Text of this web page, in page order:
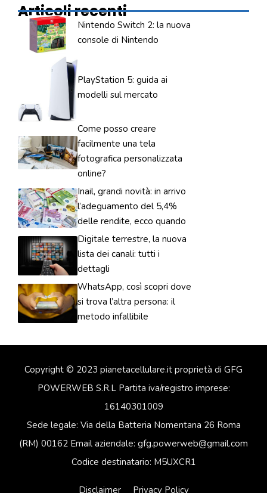
Articoli recenti
Nintendo Switch 2: la nuova
console di Nintendo
PlayStation 5: guida ai
modelli sul mercato
Come posso creare
facilmente una tela
fotografica personalizzata
online?
Inail, grandi novità: in arrivo
l’adeguamento del 5,4%
delle rendite, ecco quando
Digitale terrestre, la nuova
lista dei canali: tutti i
dettagli
WhatsApp, così scopri dove
si trova l’altra persona: il
metodo infallibile
Copyright © 2023 pianetacellulare.it proprietà di GFG
POWERWEB S.R.L Partita iva/registro imprese:
16140301009
Sede legale: Via della Batteria Nomentana 26 Roma
(RM) 00162 Email aziendale: gfg.powerweb@gmail.com
Codice destinatario: M5UXCR1
Disclaimer Privacy Policy